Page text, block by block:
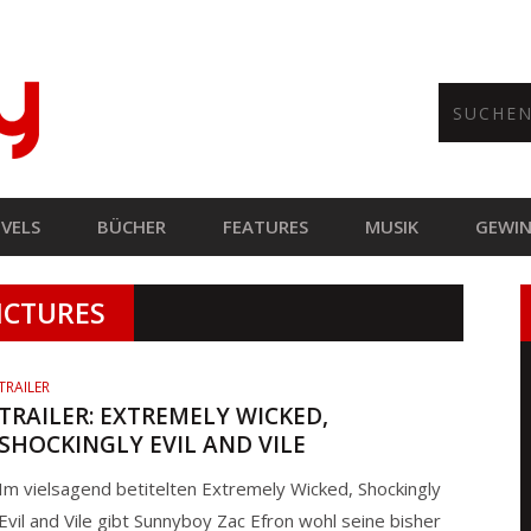
BÜCHER FEATURES MUSIK
EXTREMELY WICKED,
EVIL AND VILE
vielsagend betitelten Extremely Wicked, Shockingly
and Vile gibt Sunnyboy Zac Efron wohl seine bisher